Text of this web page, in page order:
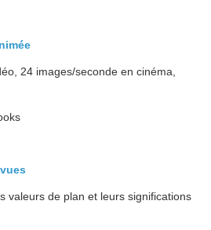
24 images/seconde en cinéma,
valeurs de plan et leurs significations